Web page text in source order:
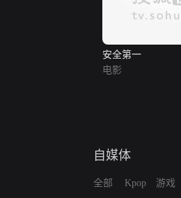
安全第一
电影
自媒体
全部 Kpop 游戏